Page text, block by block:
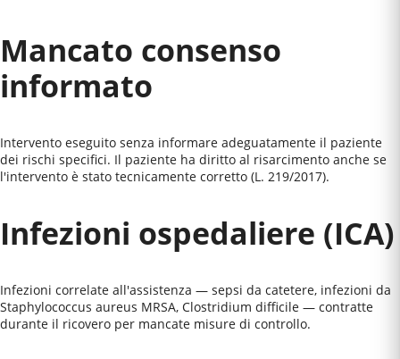
Mancato consenso
informato
Intervento eseguito senza informare adeguatamente il paziente
dei rischi specifici. Il paziente ha diritto al risarcimento anche se
l'intervento è stato tecnicamente corretto (L. 219/2017).
Infezioni ospedaliere (ICA)
Infezioni correlate all'assistenza — sepsi da catetere, infezioni da
Staphylococcus aureus MRSA, Clostridium difficile — contratte
durante il ricovero per mancate misure di controllo.